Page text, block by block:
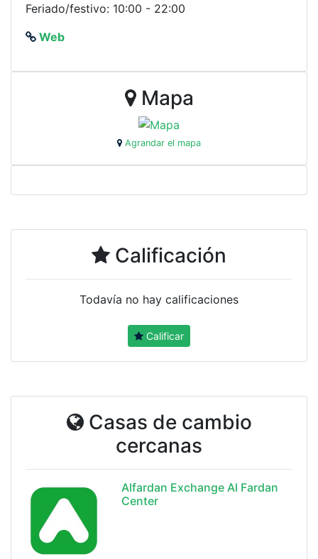
Feriado/festivo: 10:00 - 22:00
Web
Mapa
Agrandar el mapa
Calificación
Todavía no hay calificaciones
Calificar
Casas de cambio
cercanas
Alfardan Exchange Al Fardan
Center